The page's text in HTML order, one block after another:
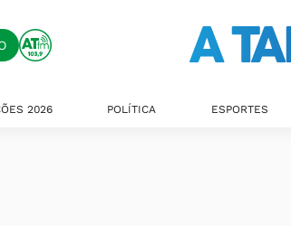
2026 POLÍTICA ESPORTES